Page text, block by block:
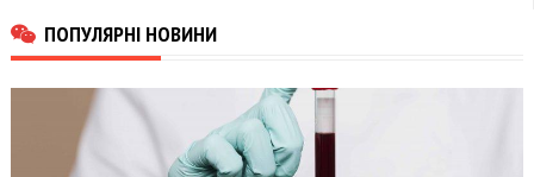
ПОПУЛЯРНІ НОВИНИ